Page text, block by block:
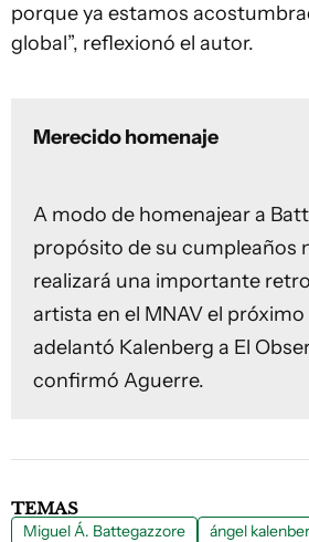
porque ya estamos
global”, reflexionó el autor.
Merecido homenaje
A modo de homenajear a
propósito de su cumpleaños
realizará una importante
artista en el MNAV el próximo
adelantó Kalenberg a El
confirmó Aguerre.
TEMAS
Miguel Á. Battegazzore ángel